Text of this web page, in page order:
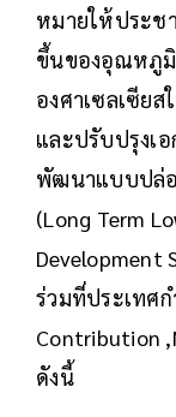
หมายให้ประช
ขึ้นของอุณหภูมิ
องศาเซลเซีย
และปรับปรุงเ
พัฒนาแบบปล่อ
(Long Term
Development
ร่วมที่ประเทศ
Contribution
ดังนี้